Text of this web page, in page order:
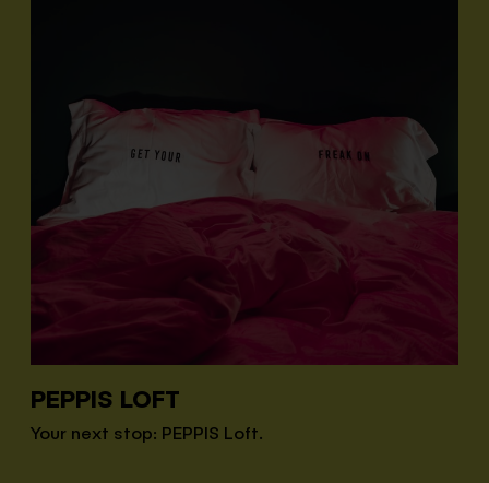
PEPPIS LOFT
Your next stop: PEPPIS Loft.